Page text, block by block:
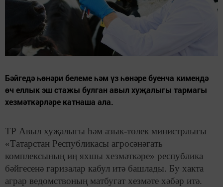
Бәйгедә һөнәри белеме һәм үз һөнәре буенча кимендә
өч еллык эш стажы булган авыл хуҗалыгы тармагы
хезмәткәрләре катнаша ала.
ТР Авыл хуҗалыгы һәм азык-төлек министрлыгы
«Татарстан Республикасы агросәнәгать
комплексының иң яхшы хезмәткәре» республика
бәйгесенә гаризалар кабул итә башлады. Бу хакта
аграр ведомствоның матбугат хезмәте хәбәр итә.